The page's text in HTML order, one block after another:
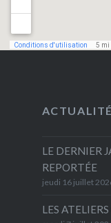
LE DERNIER
REPORTÉE
jeudi 16 juillet
LES